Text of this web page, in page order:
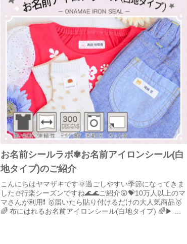
お名前シールラボ✾お名前アイロンシール(白
地タイプ)のご紹介
こんにちはヤマザキです🌞過ごしやすい季節になってきま
した⛄行楽シーズンですね🌊🌊ご紹介😲💝10万人以上のマ
マさんが利用❗ 🥇届いたら貼り付けるだけの大人気商品🥇
🌈 布にはれるお名前アイロンシール(白地タイプ) 🌈▶ 特